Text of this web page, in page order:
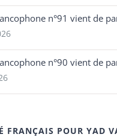
n°91 vient de
n°90 vient de
FRANÇAIS POUR YAD